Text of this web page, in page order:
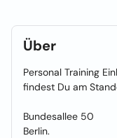
Über
Personal Training
findest Du am
Bundesallee 50
Berlin.